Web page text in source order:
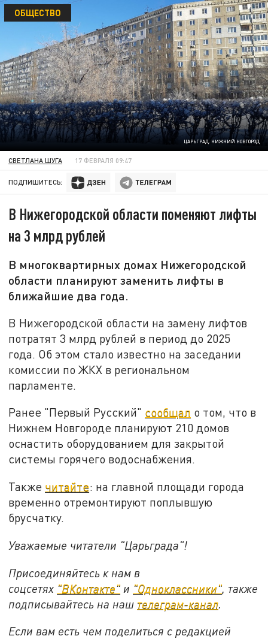
ЦАРЬГРАД. НИЖНИЙ НОВГОРОД
ОБЩЕСТВО
СВЕТЛАНА ШУГА 17 ФЕВРАЛЯ 09:47
ПОДПИШИТЕСЬ:
В Нижегородской области поменяют лифты
на 3 млрд рублей
В многоквартирных домах Нижегородской
области планируют заменить лифты в
ближайшие два года.
В Нижегородской области на замену лифтов
потратят 3 млрд рублей в период до 2025
года. Об этом стало известно на заседании
комиссии по ЖКХ в региональном
парламенте.
Ранее "Первый Русский" сообщал о том, что в
Нижнем Новгороде планируют 210 домов
оснастить оборудованием для закрытой
системы горячего водоснабжения.
Также читайте: на главной площади города
временно отремонтируют поплывшую
брусчатку.
Уважаемые читатели "Царьграда"!
Присоединяйтесь к нам в
соцсетях "ВКонтакте" и "Одноклассники" также
подписывайтесь на наш телеграм-канал
Если вам есть чем поделиться с редакцией